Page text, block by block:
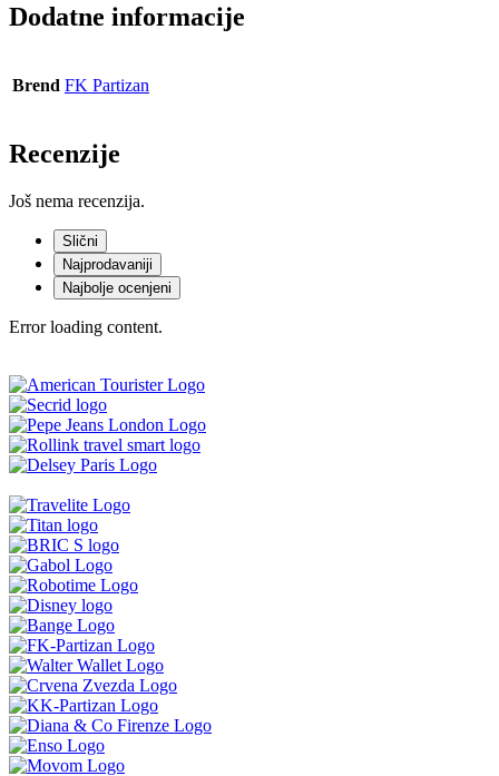
Dodatne informacije
Brend FK Partizan
Recenzije
Još nema recenzija.
Slični
Najprodavaniji
Najbolje ocenjeni
Error loading content.